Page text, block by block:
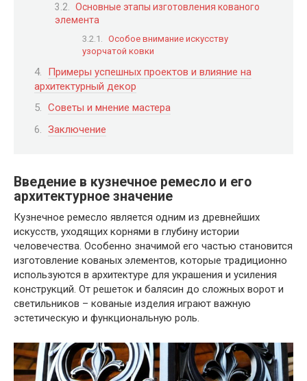
Основные этапы изготовления кованого
элемента
Особое внимание искусству
узорчатой ковки
Примеры успешных проектов и влияние на
архитектурный декор
Советы и мнение мастера
Заключение
Введение в кузнечное ремесло и его
архитектурное значение
Кузнечное ремесло является одним из древнейших
искусств, уходящих корнями в глубину истории
человечества. Особенно значимой его частью становится
изготовление кованых элементов, которые традиционно
используются в архитектуре для украшения и усиления
конструкций. От решеток и балясин до сложных ворот и
светильников – кованые изделия играют важную
эстетическую и функциональную роль.